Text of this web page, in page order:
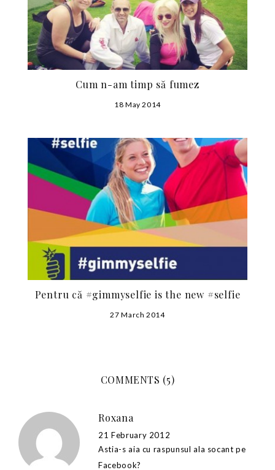
Cum n-am timp să fumez
18 May 2014
Pentru că #gimmyselfie is the new #selfie
27 March 2014
COMMENTS (5)
Roxana
21 February 2012
Astia-s aia cu raspunsul ala socant pe
Facebook?